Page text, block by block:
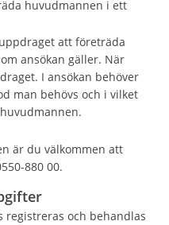
huvudmannen i ett
att företräda
ansökan gäller. När
I ansökan behöver
man behövs och i vilket
är du välkommen att
880 00.
registreras och behandlas